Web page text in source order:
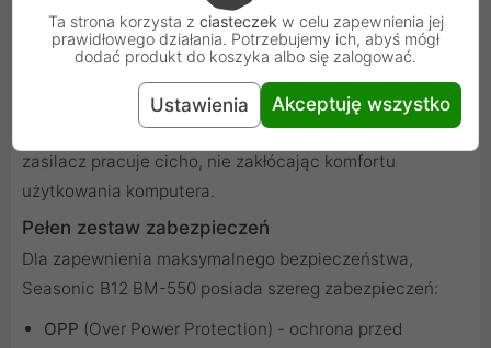
Cicha i efektywna praca
Zasilacz wyposażony jest w wentylator 120 mm z
to optymalne chłodzenie przy zachowaniu niskiego
poziomu hałasu. Nawet pod pełnym obciążeniem
zasilacz pracuje cicho, nie zakłócając komfortu
użytkowania komputera.
Pełen zestaw zabezpieczeń
Dla zapewnienia maksymalnego bezpieczeństwa,
Seasonic B12 BM-550 posiada szereg zabezpieczeń:
OPP (Over Power Protection) - ochrona przed
Ta strona korzysta z ciasteczek w celu zapewnienia jej
prawidłowego działania. Potrzebujemy ich, abyś mógł
dodać produkt do koszyka albo się zalogować.
Ustawienia Akceptuję wszystko